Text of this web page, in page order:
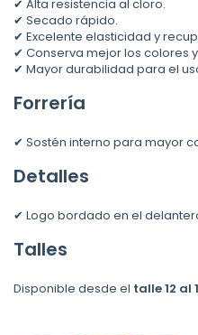
✔ Alta resistencia al cloro.
✔ Secado rápido.
✔ Excelente elasticidad y
✔ Conserva mejor los colores
✔ Mayor durabilidad para el
Forrería
✔ Sostén interno para mayor
Detalles
✔ Logo bordado en el
Talles
Disponible desde el talle 12 al